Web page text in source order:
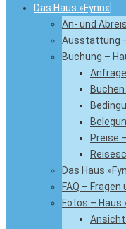
Das Haus »Fynn«
An- und
Ausstattung
Buchung –
Preise
Das Haus
FAQ –
Fotos – Haus
Ansicht